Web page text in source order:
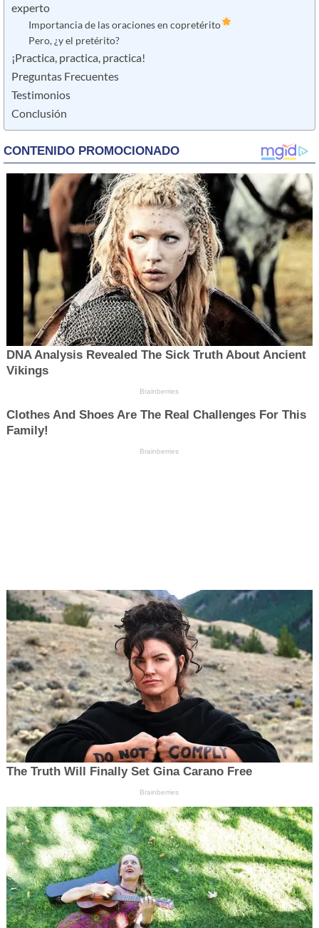
experto
Importancia de las oraciones en copretérito
Pero, ¿y el pretérito?
¡Practica, practica, practica!
Preguntas Frecuentes
Testimonios
Conclusión